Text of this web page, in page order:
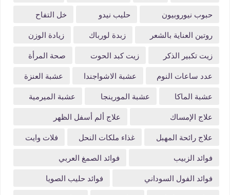
حبوب نيوروبيون
حليب نيدو
خل التفاح
روتين العناية بالشعر
زبدة لورباك
زيادة الوزن
زيت تكبير الذكر
زيت كبد الحوت
صحة المرأة
عدد ساعات النوم
عشبة الاشواجندا
عشبة العنزة
عشبة الماكا
عشبة المورينجا
عشبة الميرمية
علاج الإمساك
علاج ألم أسفل الظهر
علاج رائحة المهبل
غذاء ملكات النحل
فلات وايت
فوائد الزبيب
فوائد الصمغ العربي
فوائد الفول السوداني
فوائد حليب الصويا